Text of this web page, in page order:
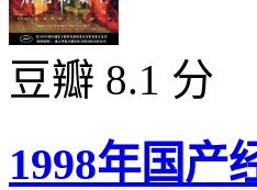
豆瓣 8.1 分
1998年国产